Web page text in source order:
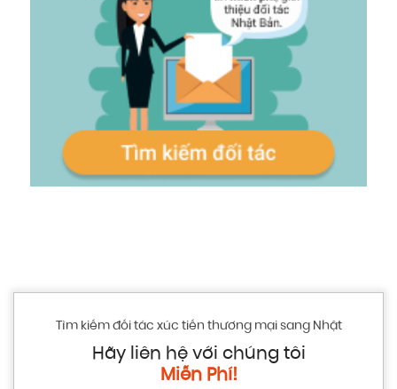
Tìm kiếm đối tác xúc tiến thương mại sang Nhật
Hãy liên hệ với chúng tôi
Miễn Phí!